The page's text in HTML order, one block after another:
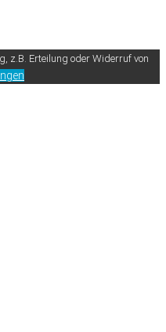
z.B. Erteilung oder Widerruf von